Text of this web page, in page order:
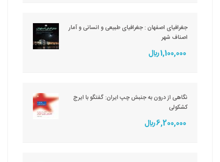
جغرافیای اصفهان : جغرافیای طبیعی و انسانی و آمار
اصناف شهر
1,100,000 ريال
نگاهی از درون به جنبش چپ ایران: گفتگو با ایرج
کشکولی
6,200,000 ريال